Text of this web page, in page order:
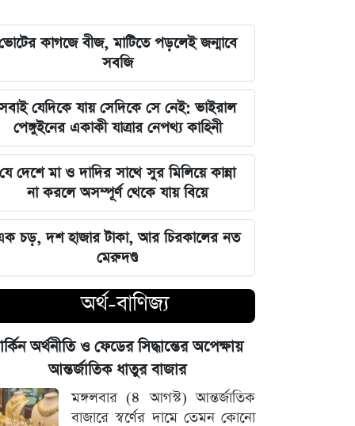
হ্যাকাররা, পপ-আপ আপডেট নিয়ে কড়া
হুঁশিয়ারি
চাঁদের পৃষ্ঠে ফ্যালকন-৯ রকেটের
অনাকাঙ্ক্ষিত আঘাত
আবু সাঈদের ছবি ছাড়া কোনো ডকুমেন্টারি
হতে পারে না: ভারপ্রাপ্ত রাষ্ট্রপতি হাফিজ
উদ্দিন
জুলাই স্মৃতি জাদুঘর উদ্বোধন করলেন
প্রধানমন্ত্রী তারেক রহমান
মার্কিন ক্ষেপণাস্ত্র মজুত নিয়ে নতুন তথ্য, কী
বলছে সিএনএন
সালমানের অবয়ব পরিবর্তনের আসল কারণ
ও ষাটোর্ধ্বদের ওজন কমানোর সঠিক নিয়ম
কাগজে বীজ, মাটিতে পড়লেই জন্মাবে
সবজি
যেদিকে যায় সেদিকে সে নেই: ভাইরাল
পেঙ্গুইনের একাকী যাত্রার নেপথ্য কাহিনী
যে দেশে মা ও দাদির সাথে সুর মিলিয়ে কান্না
না করলে অসম্পূর্ণ থেকে যায় বিয়ে
চড়, দশ হাজার টাকা, আর চিরকালের নত
মেরুদণ্ড
অর্থ-বাণিজ্য
অর্থনীতি ও ফেডের সিদ্ধান্তের অপেক্ষায়
আন্তর্জাতিক ধাতুর বাজার
মঙ্গলবার (৪ আগস্ট) আন্তর্জাতিক
বাজারে স্বর্ণের দামে তেমন কোনো